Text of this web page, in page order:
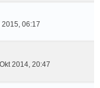
2015, 06:17
2014, 20:47